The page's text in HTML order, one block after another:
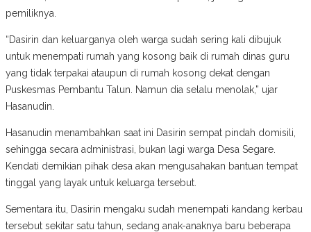
pemiliknya.
“Dasirin dan keluarganya oleh warga sudah sering kali dibujuk
untuk menempati rumah yang kosong baik di rumah dinas guru
yang tidak terpakai ataupun di rumah kosong dekat dengan
Puskesmas Pembantu Talun. Namun dia selalu menolak,” ujar
Hasanudin.
Hasanudin menambahkan saat ini Dasirin sempat pindah domisili,
sehingga secara administrasi, bukan lagi warga Desa Segare.
Kendati demikian pihak desa akan mengusahakan bantuan tempat
tinggal yang layak untuk keluarga tersebut.
Sementara itu, Dasirin mengaku sudah menempati kandang kerbau
tersebut sekitar satu tahun, sedang anak-anaknya baru beberapa